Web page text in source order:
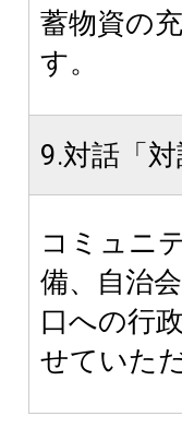
蓄物資の
す。
9.対話「
コミュニ
備、自治
口への行
せていた